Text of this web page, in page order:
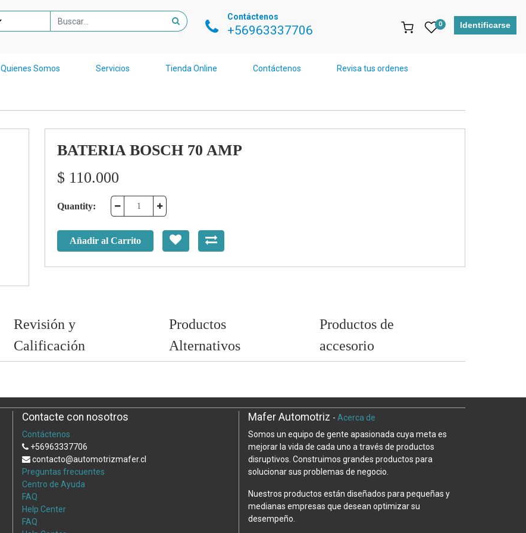
Contáctenos
+56963337706 0 Identificarse
Quienes Somos Servicios Tienda Online Contáctenos Revisa tus ordenes
BATERIA BOSCH 70 AMP
$ 110.000
Quantity:
Añadir al Carrito
Revisión y
Calificación
Productos
Alternativos
Productos de
accesorio
Contacte con nosotros
Contáctenos
+56963337706
contacto@automotrizmafer.cl
Preguntas frecuentes
Centro de Ayuda
FAQ
Help Center
FAQ
Mafer Automotriz - Acerca de
Somos un equipo de gente apasionada cuya meta es
mejorar la vida de cada uno a través de productos
disruptivos. Construimos grandes productos para
solucionar sus problemas de negocio.
Nuestros productos están diseñados para pequeñas y
medianas empresas que desean optimizar su
desempeño.